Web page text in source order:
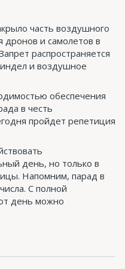
часть воздушного
дронов и самолетов в
распространяется
и воздушное
обеспечения
в честь
пройдет репетиция
день, но только в
Напомним, парад в
С полной
день можно